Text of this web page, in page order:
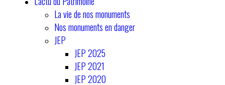
La vie de nos monuments
Nos monuments en danger
JEP
JEP 2025
JEP 2021
JEP 2020